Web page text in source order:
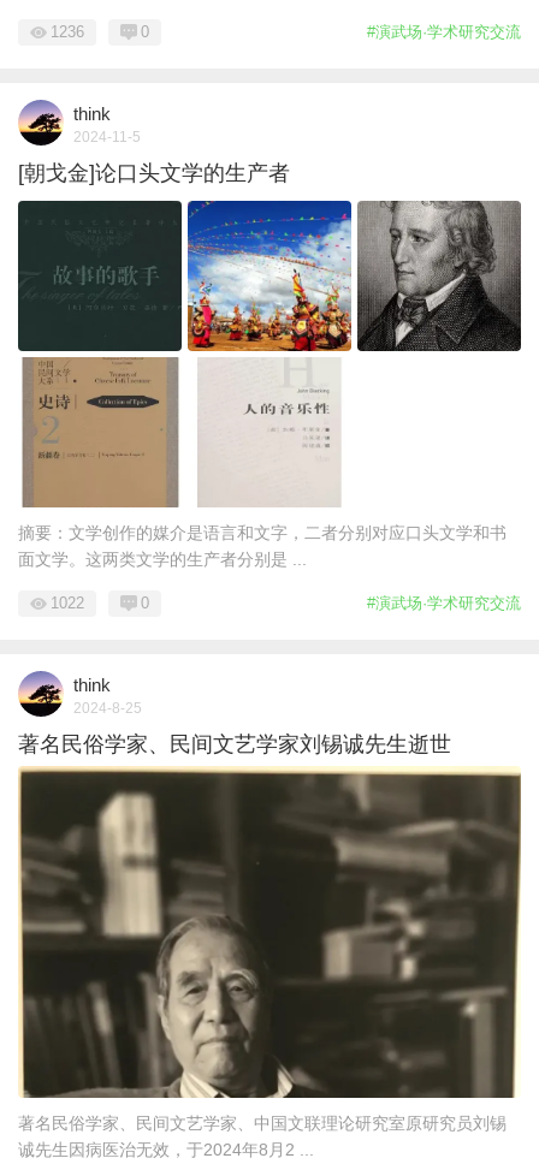
#演武场·学术研究交流
1236 0
think
2024-11-5
[朝戈金]论口头文学的生产者
摘要：文学创作的媒介是语言和文字，二者分别对应口头文学和书
面文学。这两类文学的生产者分别是 ...
#演武场·学术研究交流
1022 0
think
2024-8-25
著名民俗学家、民间文艺学家刘锡诚先生逝世
著名民俗学家、民间文艺学家、中国文联理论研究室原研究员刘锡
诚先生因病医治无效，于2024年8月2 ...